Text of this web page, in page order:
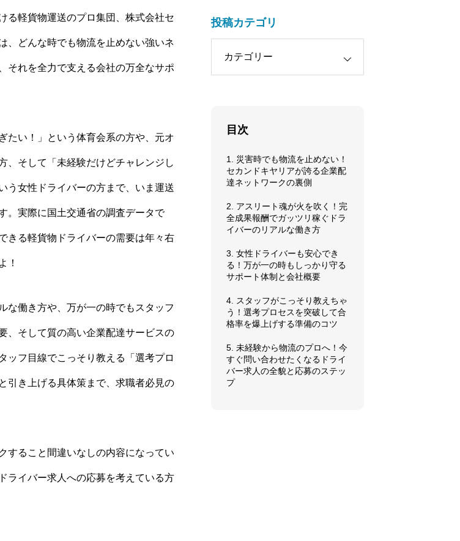
る軽貨物運送のプロ集団、株式会社セ
、どんな時でも物流を止めない強いネ
それを全力で支える会社の万全なサポ
たい！」という体育会系の方や、元オ
、そして「未経験だけどチャレンジし
う女性ドライバーの方まで、いま運送
。実際に国土交通省の調査データで
きる軽貨物ドライバーの需要は年々右
！
な働き方や、万が一の時でもスタッフ
、そして質の高い企業配達サービスの
ッフ目線でこっそり教える「選考プロ
引き上げる具体策まで、求職者必見の
すること間違いなしの内容になってい
ライバー求人への応募を考えている方
目次
1. 災害時でも物流を止めない！
セカンドキヤリアが誇る企業配
達ネットワークの裏側
2. アスリート魂が火を吹く！完
全成果報酬でガッツリ稼ぐドラ
イバーのリアルな働き方
3. 女性ドライバーも安心でき
る！万が一の時もしっかり守る
サポート体制と会社概要
4. スタッフがこっそり教えちゃ
う！選考プロセスを突破して合
格率を爆上げする準備のコツ
5. 未経験から物流のプロへ！今
すぐ問い合わせたくなるドライ
バー求人の全貌と応募のステッ
プ
投稿カテゴリ